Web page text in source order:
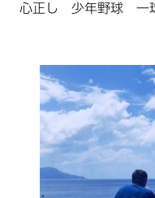
心正し 少年野球 一